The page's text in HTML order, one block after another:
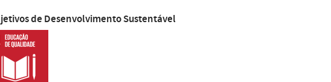
de Desenvolvimento Sustentável